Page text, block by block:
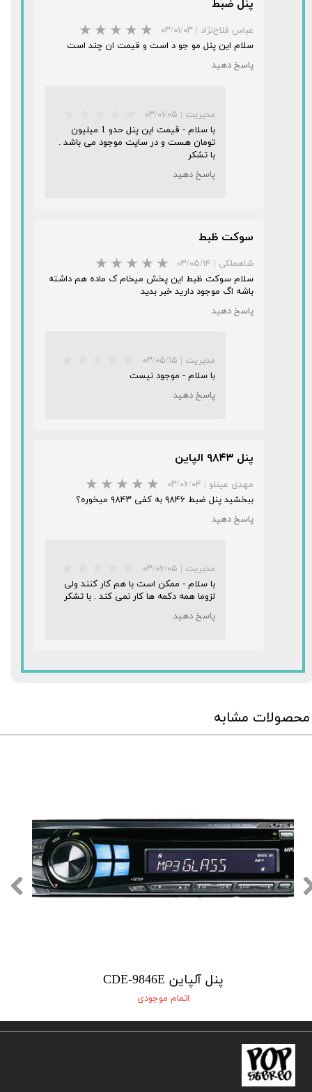
★★
★★★
★★★★★
★★★★★
پنل ضبط
عباس فلاح‌نژاد | ۰۳/۰۱/۰۳
سلام این پنل مو جو د است و قیمت ان چند است
پاسخ دهید
مدیریت | ۰۳/۰۱/۰۵
با سلام - قیمت این پنل حدو 1 میلیون
تومان هست و در سایت موجود می باشد .
با تشکر
پاسخ دهید
سوکت ظبط
شاهملکی | ۰۳/۰۵/۱۴
سلام سوکت ظبط این پخش میخام ک ماده هم داشته
باشه اگ موجود دارید خبر بدید
پاسخ دهید
مدیریت | ۰۳/۰۵/۱۵
با سلام - موجود نیست
پاسخ دهید
پنل ۹۸۴۳ الپاین
مهدی عینلو | ۰۳/۰۶/۰۴
ببخشید پنل ضبط ۹۸۴۶ به کفی ۹۸۴۳ میخوره؟
پاسخ دهید
مدیریت | ۰۳/۰۶/۰۵
با سلام - ممکن است با هم کار کنند ولی
لزوما همه دکمه ها کار نمی کند . با تشکر
پاسخ دهید
محصولات مشابه
پنل آلپاین CDE-9846E
اتمام موجودی